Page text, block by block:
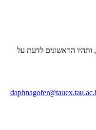
ותהיו הראשונים לדעת על